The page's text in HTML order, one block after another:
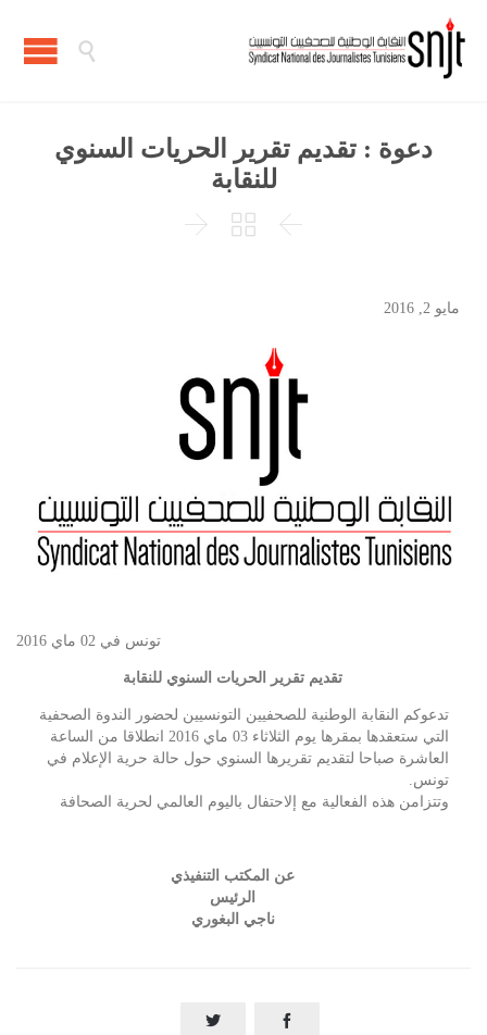

دعوة : تقديم تقرير الحريات السنوي
للنقابة



مايو 2, 2016
تونس في 02 ماي 2016
تقديم تقرير الحريات السنوي للنقابة
تدعوكم النقابة الوطنية للصحفيين التونسيين لحضور الندوة الصحفية
التي ستعقدها بمقرها يوم الثلاثاء 03 ماي 2016 انطلاقا من الساعة
العاشرة صباحا لتقديم تقريرها السنوي حول حالة حرية الإعلام في
تونس.
وتتزامن هذه الفعالية مع إلاحتفال باليوم العالمي لحرية الصحافة
عن المكتب التنفيذي
الرئيس
ناجي البغوري

